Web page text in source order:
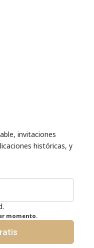
invitaciones
históricas, y
momento.